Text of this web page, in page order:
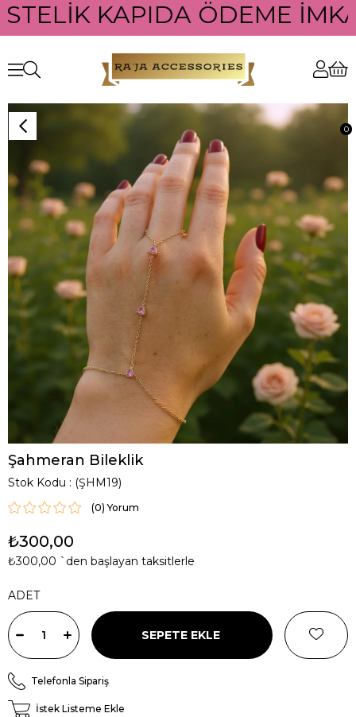
KAPIDA ÖDEME
0
Şahmeran Bileklik
Stok Kodu (ŞHM19)
(0)
₺300,00
₺300,00 `den başlayan taksitlerle
ADET
Telefonla Sipariş
İstek Listeme Ekle